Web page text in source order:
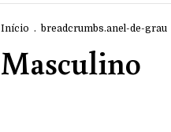
Início . breadcrumbs.anel-de-grau
Masculino